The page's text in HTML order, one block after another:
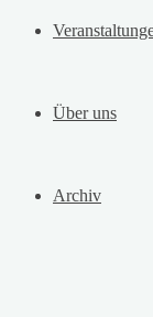
Über uns
Archiv